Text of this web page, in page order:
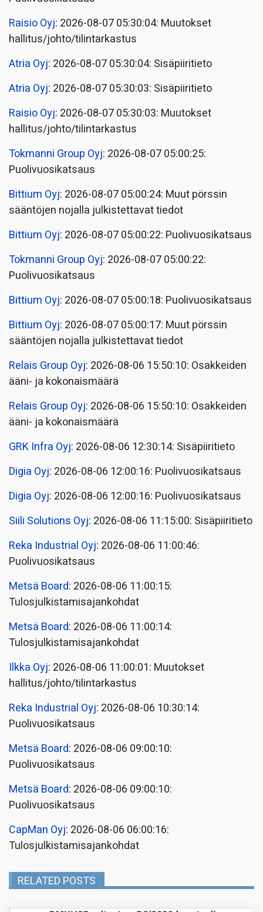
Raisio Oyj: 2026-08-07 05:30:04: Muutokset
hallitus/johto/tilintarkastus
Atria Oyj: 2026-08-07 05:30:04: Sisäpiiritieto
Atria Oyj: 2026-08-07 05:30:03: Sisäpiiritieto
Raisio Oyj: 2026-08-07 05:30:03: Muutokset
hallitus/johto/tilintarkastus
Tokmanni Group Oyj: 2026-08-07 05:00:25:
Puolivuosikatsaus
Bittium Oyj: 2026-08-07 05:00:24: Muut pörssin
sääntöjen nojalla julkistettavat tiedot
Bittium Oyj: 2026-08-07 05:00:22: Puolivuosikatsaus
Tokmanni Group Oyj: 2026-08-07 05:00:22:
Puolivuosikatsaus
Bittium Oyj: 2026-08-07 05:00:18: Puolivuosikatsaus
Bittium Oyj: 2026-08-07 05:00:17: Muut pörssin
sääntöjen nojalla julkistettavat tiedot
Relais Group Oyj: 2026-08-06 15:50:10: Osakkeiden
ääni- ja kokonaismäärä
Relais Group Oyj: 2026-08-06 15:50:10: Osakkeiden
ääni- ja kokonaismäärä
GRK Infra Oyj: 2026-08-06 12:30:14: Sisäpiiritieto
Digia Oyj: 2026-08-06 12:00:16: Puolivuosikatsaus
Digia Oyj: 2026-08-06 12:00:16: Puolivuosikatsaus
Siili Solutions Oyj: 2026-08-06 11:15:00: Sisäpiiritieto
Reka Industrial Oyj: 2026-08-06 11:00:46:
Puolivuosikatsaus
Metsä Board: 2026-08-06 11:00:15:
Tulosjulkistamisajankohdat
Metsä Board: 2026-08-06 11:00:14:
Tulosjulkistamisajankohdat
Ilkka Oyj: 2026-08-06 11:00:01: Muutokset
hallitus/johto/tilintarkastus
Reka Industrial Oyj: 2026-08-06 10:30:14:
Puolivuosikatsaus
Metsä Board: 2026-08-06 09:00:10:
Puolivuosikatsaus
Metsä Board: 2026-08-06 09:00:10:
Puolivuosikatsaus
CapMan Oyj: 2026-08-06 06:00:16:
Tulosjulkistamisajankohdat
RELATED POSTS